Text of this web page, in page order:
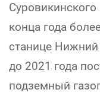
конца года
станице
до 2021 года
подземный